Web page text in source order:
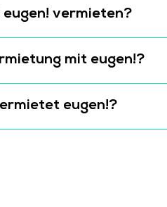
vermieten?
mit eugen!?
eugen!?